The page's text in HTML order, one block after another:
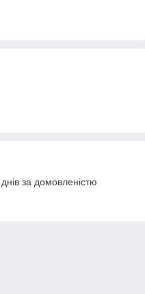
за домовленістю